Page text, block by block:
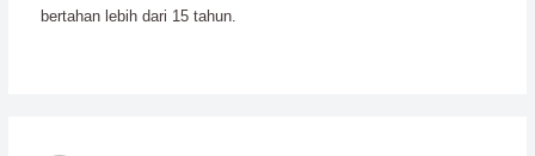
bertahan lebih dari 15 tahun.